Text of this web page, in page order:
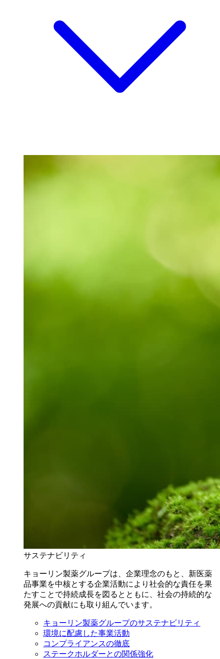
サステナビリティ
キョーリン製薬グループは、企業理念のもと、新医薬
品事業を中核とする企業活動により社会的な責任を果
たすことで持続成長を図るとともに、社会の持続的な
発展への貢献にも取り組んでいます。
キョーリン製薬グループのサステナビリティ
環境に配慮した事業活動
コンプライアンスの徹底
ステークホルダーとの関係強化